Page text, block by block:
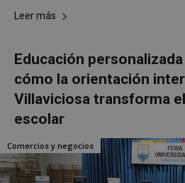
Leer más
Educación
cómo la orientación
Villaviciosa transforma
escolar
Comercios y negocios